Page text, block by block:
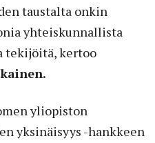
taustalta onkin
yhteiskunnallista
tekijöitä, kertoo
yliopiston
yksinäisyys -hankkeen